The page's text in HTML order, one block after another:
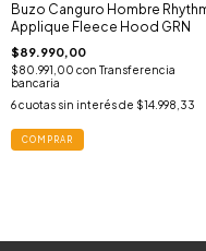
Buzo Canguro Hombre
Applique Fleece Hood GRN
$89.990,00
$80.991,00 con Transferencia
bancaria
6cuotas sin interés de $14.998,33
COMPRAR